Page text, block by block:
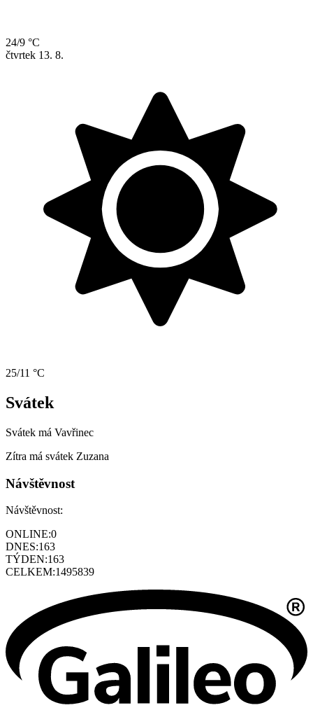
24/9 °C
čtvrtek 13. 8.
25/11 °C
Svátek
Svátek má Vavřinec
Zítra má svátek Zuzana
Návštěvnost
Návštěvnost:
ONLINE:0
DNES:163
TÝDEN:163
CELKEM:1495839